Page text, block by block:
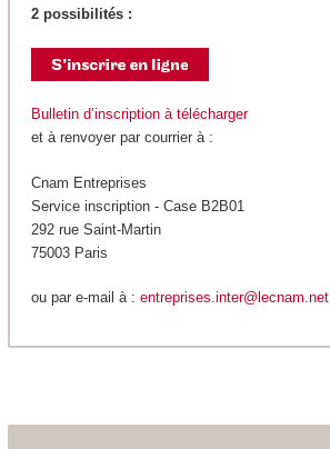
2 possibilités :
Bulletin d’inscription à télécharger
et à renvoyer par courrier à :
Cnam Entreprises
Service inscription - Case B2B01
292 rue Saint-Martin
75003 Paris
ou par e-mail à : entreprises.inter@lecnam.net